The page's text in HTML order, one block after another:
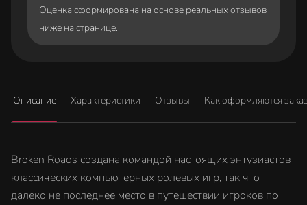
Оценка сформирована на основе реальных отзывов
ниже на странице.
Описание Характеристики Отзывы Как оформляются
Broken Roads создана командой настоящих энтузиастов
классических компьютерных ролевых игр, так что
далеко не последнее место в путешествии игроков по